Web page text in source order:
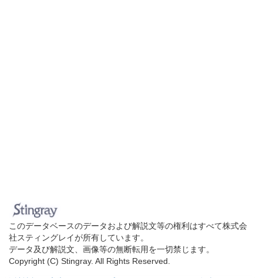
このデータベースのデータおよび解説文等の権利はすべて株式会
社スティングレイが所有しています。
データ及び解説文、画像等の無断転用を一切禁じます。
Copyright (C) Stingray. All Rights Reserved.